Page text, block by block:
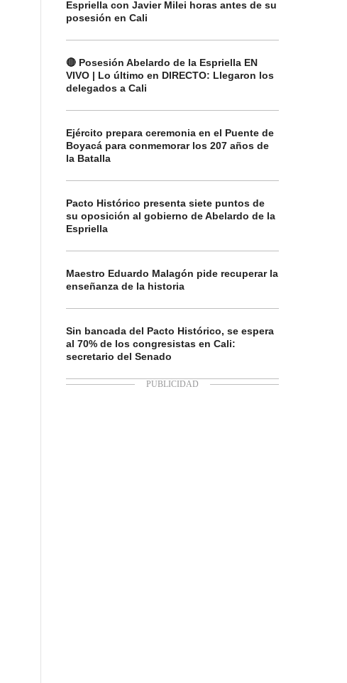
Espriella con Javier Milei horas antes de su
posesión en Cali
🔴 Posesión Abelardo de la Espriella EN
VIVO | Lo último en DIRECTO: Llegaron los
delegados a Cali
Ejército prepara ceremonia en el Puente de
Boyacá para conmemorar los 207 años de
la Batalla
Pacto Histórico presenta siete puntos de
su oposición al gobierno de Abelardo de la
Espriella
Maestro Eduardo Malagón pide recuperar la
enseñanza de la historia
Sin bancada del Pacto Histórico, se espera
al 70% de los congresistas en Cali:
secretario del Senado